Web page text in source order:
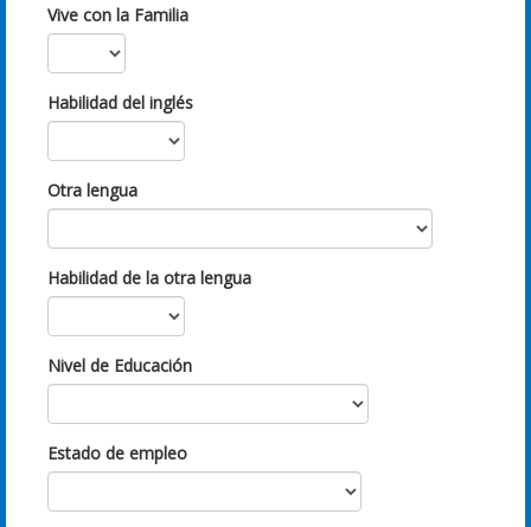
Vive con la Familia
Habilidad del inglés
Otra lengua
Habilidad de la otra lengua
Nivel de Educación
Estado de empleo